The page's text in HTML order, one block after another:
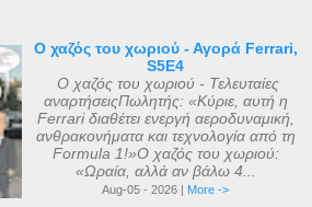
Ο χαζός του χωριού - Αγορά Ferrari,
S5E4
Ο χαζός του χωριού - Τελευταίες
αναρτήσειςΠωλητής: «Κύριε, αυτή η
Ferrari διαθέτει ενεργή αεροδυναμική,
ανθρακονήματα και τεχνολογία από τη
Formula 1!»Ο χαζός του χωριού:
«Ωραία, αλλά αν βάλω 4...
Aug-05 - 2026 | More ->